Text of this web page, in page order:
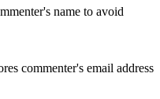
name to avoid
commenter's email address